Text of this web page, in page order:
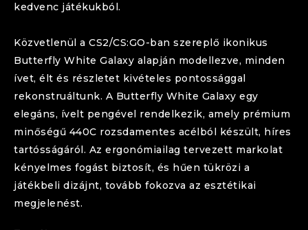
kedvenc játékukból.
Közvetlenül a CS2/CS:GO-ban szereplő ikonikus
Butterfly White Galaxy alapján modellezve, minden
ívet, élt és részletet kivételes pontossággal
rekonstruáltunk. A Butterfly White Galaxy egy
elegáns, ívelt pengével rendelkezik, amely prémium
minőségű 440C rozsdamentes acélból készült, híres
tartósságáról. Az ergonómiailag tervezett markolat
kényelmes fogást biztosít, és hűen tükrözi a
játékbeli dizájnt, tovább fokozva az esztétikai
megjelenést.